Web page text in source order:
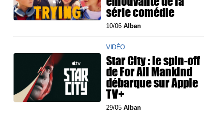
série comédie
10/06Alban
VIDÉO
Star City : le spin-off
de For All Mankind
débarque sur Apple
TV+
29/05Alban